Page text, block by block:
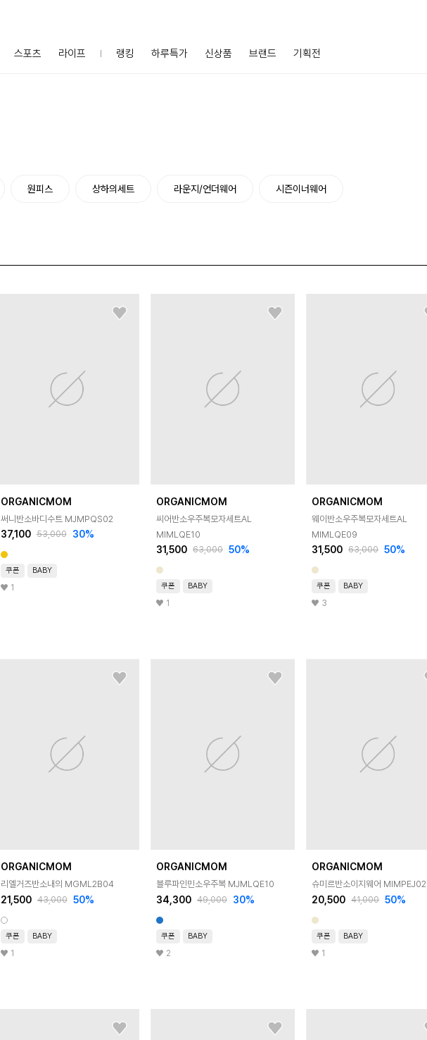
스포츠 라이프 랭킹 하루특가 신상품 브랜드 기획전
원피스 상하의세트 라운지/언더웨어 시즌이너웨어
ORGANICMOM
써니반소바디수트 MJMPQS02
37,100 53,000 30%
쿠폰 BABY
1
ORGANICMOM
씨어반소우주복모자세트AL
MIMLQE10
31,500 63,000 50%
쿠폰 BABY
1
ORGANICMOM
웨이반소우주복모자세트AL
MIMLQE09
31,500 63,000 50%
쿠폰 BABY
3
ORGANICMOM
리엘거즈반소내의 MGML2B04
21,500 43,000 50%
쿠폰 BABY
1
ORGANICMOM
블루파인민소우주복 MJMLQE10
34,300 49,000 30%
쿠폰 BABY
2
ORGANICMOM
슈미르반소이지웨어 MIMPEJ02
20,500 41,000 50%
쿠폰 BABY
1